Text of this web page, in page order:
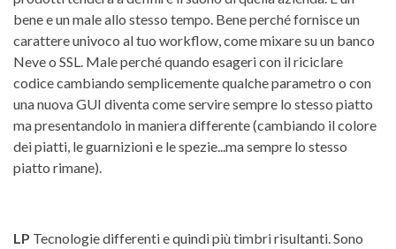
bene e un male allo stesso tempo. Bene perché fornisce un
carattere univoco al tuo workflow, come mixare su un banco
Neve o SSL. Male perché quando esageri con il riciclare
codice cambiando semplicemente qualche parametro o con
una nuova GUI diventa come servire sempre lo stesso piatto
ma presentandolo in maniera differente (cambiando il colore
dei piatti, le guarnizioni e le spezie...ma sempre lo stesso
piatto rimane).
LP Tecnologie differenti e quindi più timbri risultanti. Sono